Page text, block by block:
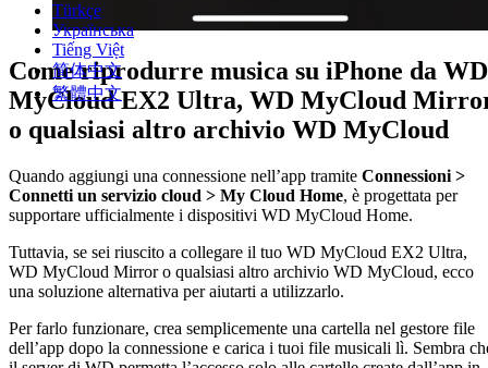
Türkçe
Українська
Tiếng Việt
简体中文
繁體中文
Come riprodurre musica su iPhone da WD
MyCloud EX2 Ultra, WD MyCloud
o qualsiasi altro archivio WD MyCloud
Quando aggiungi una connessione nell’app tramite Connessioni >
Connetti un servizio cloud > My Cloud Home, è progettata per
supportare ufficialmente i dispositivi WD MyCloud Home.
Tuttavia, se sei riuscito a collegare il tuo WD MyCloud EX2 Ultra,
WD MyCloud Mirror o qualsiasi altro archivio WD MyCloud, ecco
una soluzione alternativa per aiutarti a utilizzarlo.
Per farlo funzionare, crea semplicemente una cartella nel gestore file
dell’app dopo la connessione e carica i tuoi file musicali lì. Sembra